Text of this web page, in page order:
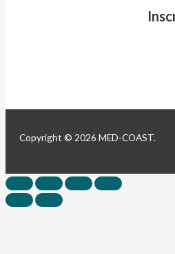
Copyright © 2026 MED-COAST.